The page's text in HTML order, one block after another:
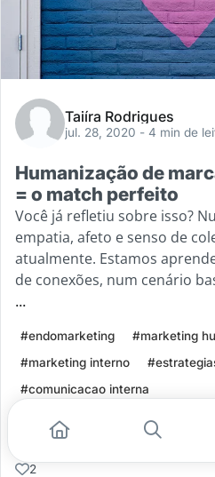
Taiíra Rodrigues
jul. 28, 2020 - 4 min de
Humanização de
= o match perfeito
Você já refletiu sobre isso?
empatia, afeto e senso de
atualmente. Estamos
de conexões, num cenário
...
#endomarketing
#marketing
#marketing interno
#comunicacao interna
Leia mais
2